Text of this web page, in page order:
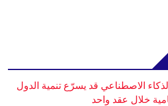
الاصطناعي قد يسرّع تنمية الدول
خلال عقد واحد